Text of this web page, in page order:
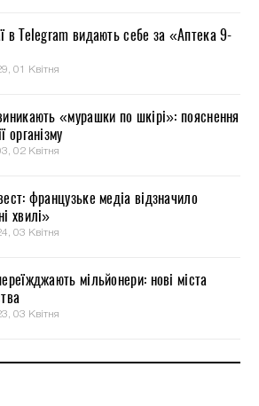
в Telegram видають себе за «Аптека 9-
01 Квітня
«мурашки по шкірі»: пояснення
організму
02 Квітня
французьке медіа відзначило
хвилі»
03 Квітня
мільйонери: нові міста
03 Квітня